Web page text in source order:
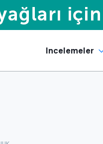
Incelemeler